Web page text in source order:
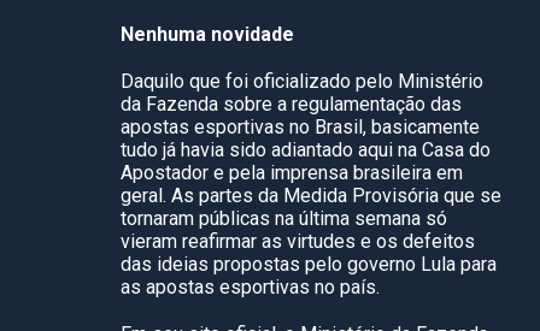
Nenhuma novidade
Daquilo que foi oficializado pelo Ministério
da Fazenda sobre a regulamentação das
apostas esportivas no Brasil, basicamente
tudo já havia sido adiantado aqui na Casa do
Apostador e pela imprensa brasileira em
geral. As partes da Medida Provisória que se
tornaram públicas na última semana só
vieram reafirmar as virtudes e os defeitos
das ideias propostas pelo governo Lula para
as apostas esportivas no país.